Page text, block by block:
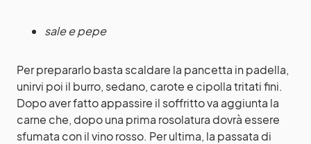
sale e pepe
Per prepararlo basta scaldare la pancetta in padella,
unirvi poi il burro, sedano, carote e cipolla tritati fini.
Dopo aver fatto appassire il soffritto va aggiunta la
carne che, dopo una prima rosolatura dovrà essere
sfumata con il vino rosso. Per ultima, la passata di